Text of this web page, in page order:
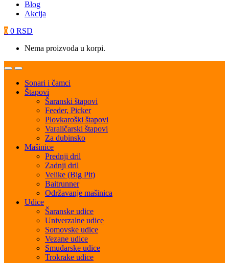
Blog
Akcija
0 0 RSD
Nema proizvoda u korpi.
OpenClose
Sonari i čamci
Štapovi
Šaranski štapovi
Feeder, Picker
Plovkaroški štapovi
Varaličarski štapovi
Za dubinsko
Mašinice
Prednji dril
Zadnji dril
Velike (Big Pit)
Baitrunner
Održavanje mašinica
Udice
Šaranske udice
Univerzalne udice
Somovske udice
Vezane udice
Smuđarske udice
Trokrake udice